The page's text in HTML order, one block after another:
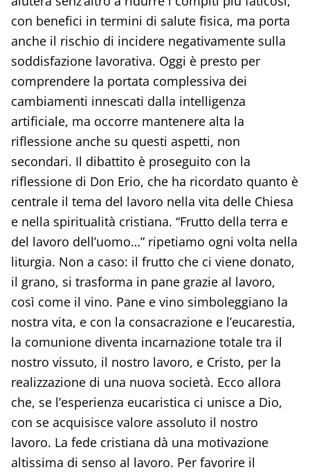
con benefici in termini di salute fisica, ma porta
anche il rischio di incidere negativamente sulla
soddisfazione lavorativa. Oggi è presto per
comprendere la portata complessiva dei
cambiamenti innescati dalla intelligenza
artificiale, ma occorre mantenere alta la
riflessione anche su questi aspetti, non
secondari. Il dibattito è proseguito con la
riflessione di Don Erio, che ha ricordato quanto è
centrale il tema del lavoro nella vita delle Chiesa
e nella spiritualità cristiana. “Frutto della terra e
del lavoro dell’uomo…” ripetiamo ogni volta nella
liturgia. Non a caso: il frutto che ci viene donato,
il grano, si trasforma in pane grazie al lavoro,
così come il vino. Pane e vino simboleggiano la
nostra vita, e con la consacrazione e l’eucarestia,
la comunione diventa incarnazione totale tra il
nostro vissuto, il nostro lavoro, e Cristo, per la
realizzazione di una nuova società. Ecco allora
che, se l’esperienza eucaristica ci unisce a Dio,
con se acquisisce valore assoluto il nostro
lavoro. La fede cristiana dà una motivazione
altissima di senso al lavoro. Per favorire il